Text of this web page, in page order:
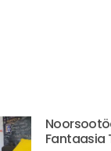
Fantaasia